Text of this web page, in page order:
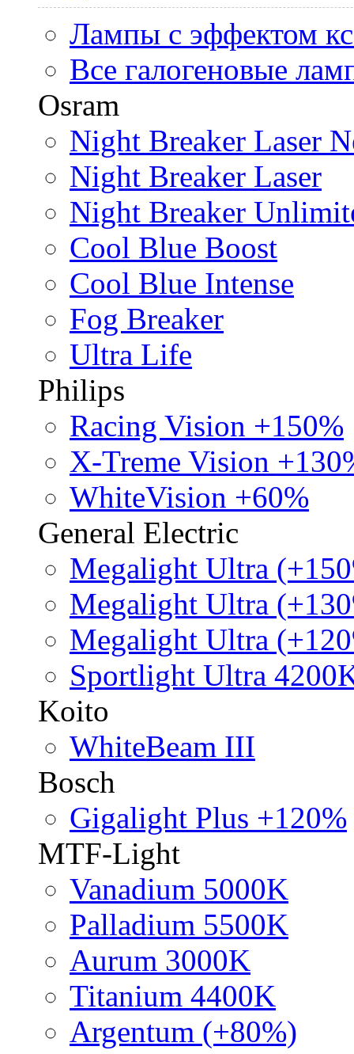
Лампы с эффектом
Все галогеновые
Osram
Night Breaker Laser
Night Breaker Laser
Night Breaker
Cool Blue Boost
Cool Blue Intense
Fog Breaker
Ultra Life
Philips
Racing Vision +150%
X-Treme Vision
WhiteVision +60%
General Electric
Megalight Ultra
Megalight Ultra
Megalight Ultra
Sportlight Ultra
Koito
WhiteBeam III
Bosch
Gigalight Plus +120%
MTF-Light
Vanadium 5000K
Palladium 5500K
Aurum 3000K
Titanium 4400K
Argentum (+80%)